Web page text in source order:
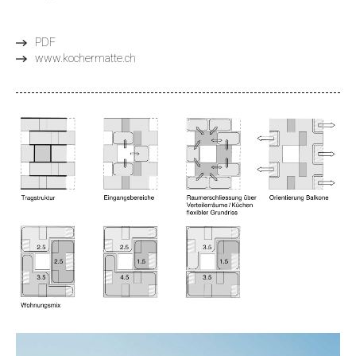
PDF
www.kochermatte.ch